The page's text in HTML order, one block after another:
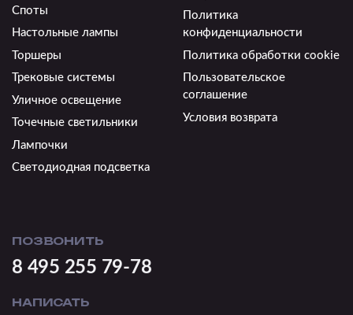
Споты
Настольные лампы
Торшеры
Трековые системы
Уличное освещение
Точечные светильники
Лампочки
Светодиодная подсветка
Политика
конфиденциальности
Политика обработки cookie
Пользовательское
соглашение
Условия возврата
ПОЗВОНИТЬ
8 495 255 79-78
НАПИСАТЬ